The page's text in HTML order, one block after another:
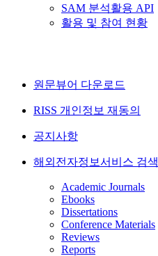
SAM 분석활용 API
활용 및 참여 현황
원문뷰어 다운로드
RISS 개인정보 재동의
공지사항
해외전자정보서비스 검색
Academic Journals
Ebooks
Dissertations
Conference Materials
Reviews
Reports